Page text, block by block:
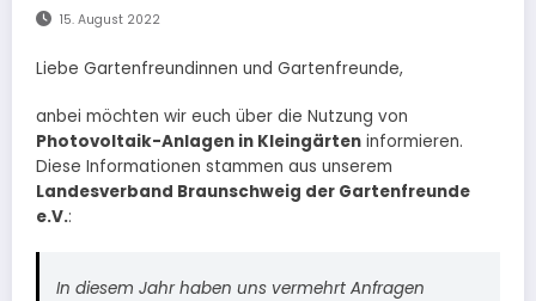
15. August 2022
Liebe Gartenfreundinnen und Gartenfreunde,
anbei möchten wir euch über die Nutzung von
Photovoltaik-Anlagen in Kleingärten informieren.
Diese Informationen stammen aus unserem
Landesverband Braunschweig der Gartenfreunde
e.V.:
In diesem Jahr haben uns vermehrt Anfragen